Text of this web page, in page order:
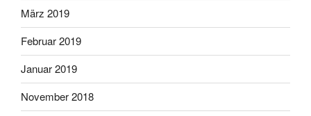
März 2019
Februar 2019
Januar 2019
November 2018